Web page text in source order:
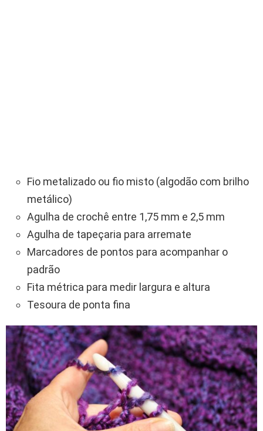
Fio metalizado ou fio misto (algodão com brilho
metálico)
Agulha de crochê entre 1,75 mm e 2,5 mm
Agulha de tapeçaria para arremate
Marcadores de pontos para acompanhar o
padrão
Fita métrica para medir largura e altura
Tesoura de ponta fina